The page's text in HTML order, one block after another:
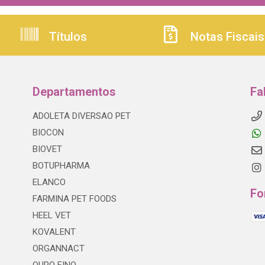
Títulos Notas Fiscais
Departamentos
ADOLETA DIVERSAO PET
BIOCON
BIOVET
BOTUPHARMA
ELANCO
FARMINA PET FOODS
HEEL VET
KOVALENT
ORGANNACT